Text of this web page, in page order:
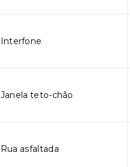
Interfone
Janela teto-chão
Rua asfaltada